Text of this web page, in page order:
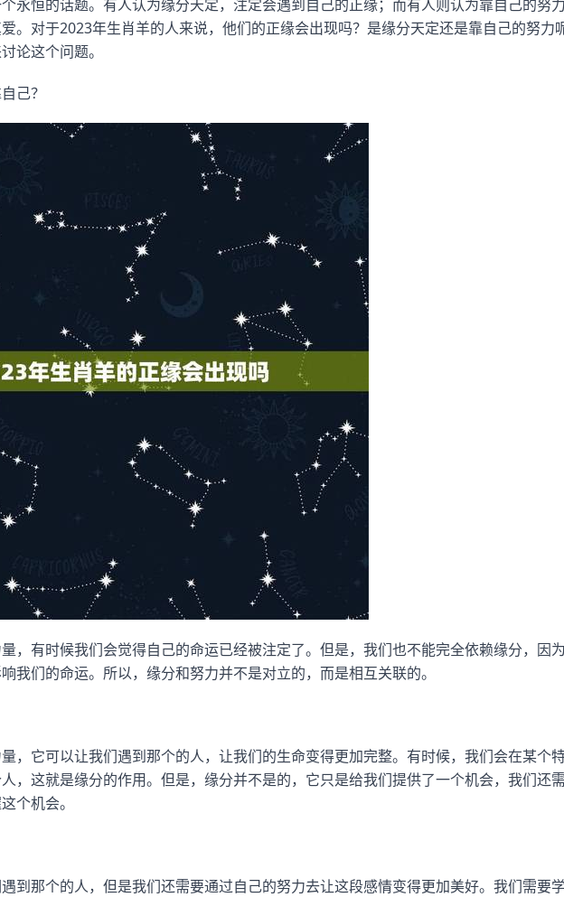
永恒的话题。有人认为缘分天定，注定会遇到自己的正缘；而有人则认为靠自己的努
。对于2023年生肖羊的人来说，他们的正缘会出现吗？是缘分天定还是靠自己的努力
论这个问题。
己？
，有时候我们会觉得自己的命运已经被注定了。但是，我们也不能完全依赖缘分，因
我们的命运。所以，缘分和努力并不是对立的，而是相互关联的。
，它可以让我们遇到那个的人，让我们的生命变得更加完整。有时候，我们会在某个
，这就是缘分的作用。但是，缘分并不是的，它只是给我们提供了一个机会，我们还
个机会。
到那个的人，但是我们还需要通过自己的努力去让这段感情变得更加美好。我们需要